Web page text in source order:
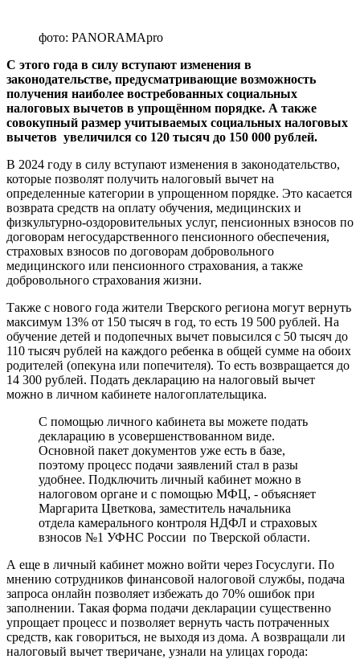
фото: PANORAMApro
С этого года в силу вступают изменения в
законодательстве, предусматривающие возможность
получения наиболее востребованных социальных
налоговых вычетов в упрощённом порядке. А также
совокупный размер учитываемых социальных налоговых
вычетов увеличился со 120 тысяч до 150 000 рублей.
В 2024 году в силу вступают изменения в законодательство,
которые позволят получить налоговый вычет на
определенные категории в упрощенном порядке. Это касается
возврата средств на оплату обучения, медицинских и
физкультурно-оздоровительных услуг, пенсионных взносов по
договорам негосударственного пенсионного обеспечения,
страховых взносов по договорам добровольного
медицинского или пенсионного страхования, а также
добровольного страхования жизни.
Также с нового года жители Тверского региона могут вернуть
максимум 13% от 150 тысяч в год, то есть 19 500 рублей. На
обучение детей и подопечных вычет повысился с 50 тысяч до
110 тысяч рублей на каждого ребенка в общей сумме на обоих
родителей (опекуна или попечителя). То есть возвращается до
14 300 рублей. Подать декларацию на налоговый вычет
можно в личном кабинете налогоплательщика.
С помощью личного кабинета вы можете подать
декларацию в усовершенствованном виде.
Основной пакет документов уже есть в базе,
поэтому процесс подачи заявлений стал в разы
удобнее. Подключить личный кабинет можно в
налоговом органе и с помощью МФЦ, - объясняет
Маргарита Цветкова, заместитель начальника
отдела камерального контроля НДФЛ и страховых
взносов №1 УФНС России по Тверской области.
А еще в личный кабинет можно войти через Госуслуги. По
мнению сотрудников финансовой налоговой службы, подача
запроса онлайн позволяет избежать до 70% ошибок при
заполнении. Такая форма подачи декларации существенно
упрощает процесс и позволяет вернуть часть потраченных
средств, как говориться, не выходя из дома. А возвращали ли
налоговый вычет тверичане, узнали на улицах города: